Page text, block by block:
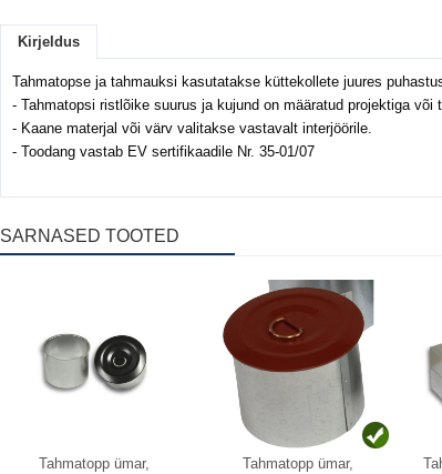
Kirjeldus
Tahmatopse ja tahmauksi kasutatakse küttekollete juures
- Tahmatopsi ristlõike suurus ja kujund on määratud
- Kaane materjal või värv valitakse vastavalt interjöörile.
- Toodang vastab EV sertifikaadile Nr. 35-01/07
SARNASED TOOTED
Tahmatopp ümar,
Tahmatopp ümar,
Laos